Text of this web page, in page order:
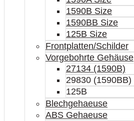
1590B Size
1590BB Size
125B Size
Frontplatten/Schilder
Vorgebohrte Gehäuse
27134 (1590B)
29830 (1590BB)
125B
Blechgehaeuse
ABS Gehaeuse